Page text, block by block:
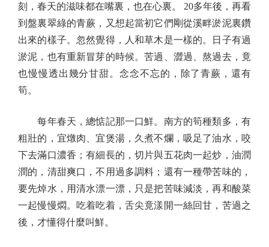
刻，春天的滋味都在嘴裏，也在心裏。 20多年後，再看
到盤裏翠綠的青蕨，又想起當初它們剛從溪畔淤泥裏鑽
出來的樣子。忽然覺得，人和草木是一樣的。日子有過
淤泥，也有重新冒芽的時候。苦過、澀過、熬過去，竟
也慢慢透出幾分甘甜。念念不忘的，除了青蕨，還有
筍。
每年春天，總惦記那一口鮮。南方的筍種類多，有
粗壯的，宜燉肉、宜煲湯，久煮不爛，吸足了油水，咬
下去滿口濃香；有細長的，切片與五花肉一起炒，油潤
潤的，清甜爽口，不用過多調料；還有一種帶苦味的，
要先焯水，用清水漂一漂，只是把苦味減淡，再和酸菜
一起慢慢燜。吃着吃着，舌尖竟漾開一絲回甘，苦過之
後，才懂得什麼叫鮮。